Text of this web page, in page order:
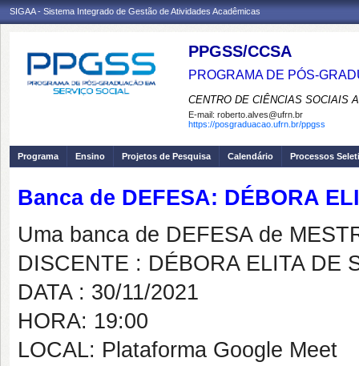
SIGAA - Sistema Integrado de Gestão de Atividades Acadêmicas
PPGSS/CCSA
PROGRAMA DE PÓS-
CENTRO DE CIÊNCIAS SOCIAIS
E-mail: roberto.alves@ufrn.br
https://posgraduacao.ufrn.br/ppgss
Programa Ensino Projetos de Pesquisa Calendário Processos
Banca de DEFESA: DÉBORA
Uma banca de DEFESA de
DISCENTE : DÉBORA ELITA DE
DATA : 30/11/2021
HORA: 19:00
LOCAL: Plataforma Google Meet